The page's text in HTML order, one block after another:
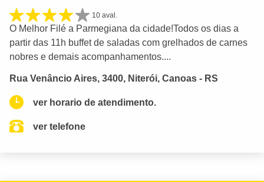
10 aval.
O Melhor Filé a Parmegiana da cidade!Todos os dias a
partir das 11h buffet de saladas com grelhados de carnes
nobres e demais acompanhamentos....
Rua Venâncio Aires, 3400, Niterói, Canoas - RS
ver horario de atendimento.
ver telefone